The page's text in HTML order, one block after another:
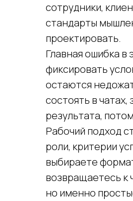
сотрудники,
стандарты
проектировать.
Главная ошибка
фиксировать
остаются
состоять в
результата,
Рабочий подход
роли, критерии
выбираете
возвращаетесь к
но именно